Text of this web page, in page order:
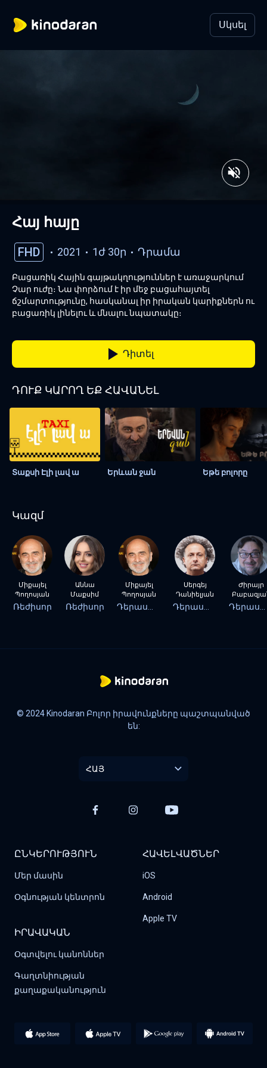
Սկսել
Հայ հայը
FHD 2021 1ժ 30ր Դրամա
Բացառիկ Հային գայթակղություններ է առաջարկում
Չար ուժը։ Նա փորձում է իր մեջ բացահայտել
ճշմարտությունը, հասկանալ իր իրական կարիքներն ու
բացառիկ լինելու և մնալու նպատակը։
Դիտել
ԴՈՒՔ ԿԱՐՈՂ ԵՔ ՀԱՎԱՆԵԼ
Տաքսի Էլի լավ ա Երևան ջան Եթե բոլորը
Կազմ
Միքայել
Պողոսյան
Ռեժիսոր
Աննա
Մաքսիմ
Ռեժիսոր
Միքայել
Պողոսյան
Սերգեյ
Դանիելյան
Ժիրայր
© 2024 Kinodaran Բոլոր իրավունքները պաշտպանված
են:
ՀԱՅ
ԸՆԿԵՐՈՒԹՅՈՒՆ
Մեր մասին
Օգնության կենտրոն
ՀԱՎԵԼՎԱԾՆԵՐ
iOS
Android
Apple TV
ԻՐԱՎԱԿԱՆ
Օգտվելու կանոններ
Գաղտնիության
քաղաքականություն